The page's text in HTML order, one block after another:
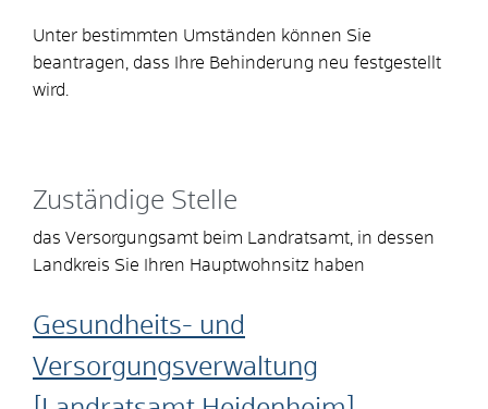
Unter bestimmten Umständen können Sie
beantragen, dass Ihre Behinderung neu festgestellt
wird.
Zuständige Stelle
das Versorgungsamt beim Landratsamt, in dessen
Landkreis Sie Ihren Hauptwohnsitz haben
Gesundheits- und
Versorgungsverwaltung